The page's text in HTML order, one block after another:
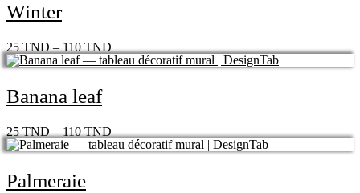
Winter
25TND–110TND
Banana leaf
25TND–110TND
Palmeraie